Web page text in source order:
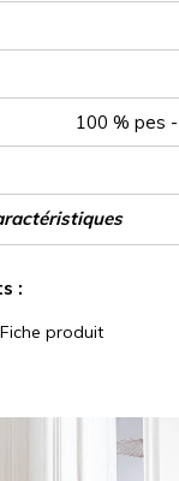
100 % pes
Siège à usage
(Martindale) et/ou
:
Fiche produit